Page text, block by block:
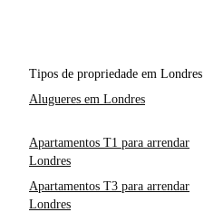
Tipos de propriedade em Londres
Alugueres em Londres
Apartamentos T1 para arrendar
Londres
Apartamentos T3 para arrendar
Londres